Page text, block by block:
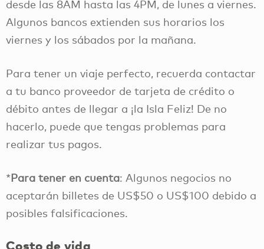
desde las 8AM hasta las 4PM, de lunes a viernes.
Algunos bancos extienden sus horarios los
viernes y los sábados por la mañana.
Para tener un viaje perfecto, recuerda contactar
a tu banco proveedor de tarjeta de crédito o
débito antes de llegar a ¡la Isla Feliz! De no
hacerlo, puede que tengas problemas para
realizar tus pagos.
*Para tener en cuenta: Algunos negocios no
aceptarán billetes de US$50 o US$100 debido a
posibles falsificaciones.
Costo de vida